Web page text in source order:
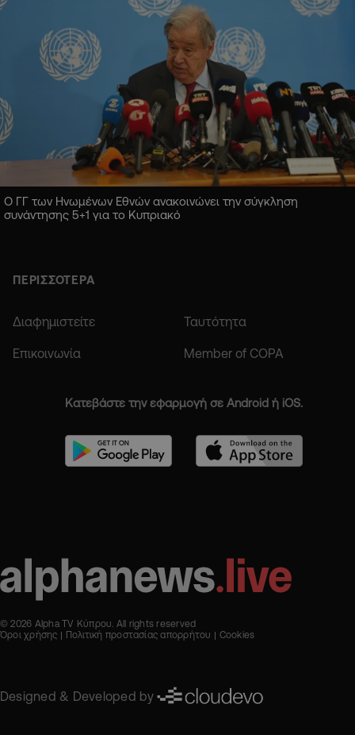
Ο ΓΓ των Ηνωμένων Εθνών ανακοινώνει την σύγκληση
συνάντησης 5+1 για το Κυπριακό
ΠΕΡΙΣΣΟΤΕΡΑ
Διαφημιστείτε Ταυτότητα
Επικοινωνία Member of COPA
Κατεβάστε την εφαρμογή σε Android ή iOS.
© 2026 Alpha TV Κύπρου. All rights reserved
Όροι χρήσης
Πολιτική προστασίας απορρήτου Cookies
Designed & Developed by